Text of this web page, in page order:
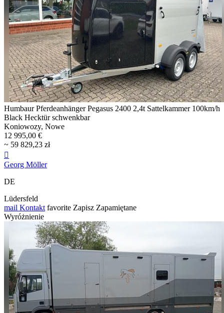
Humbaur Pferdeanhänger Pegasus 2400 2,4t Sattelkammer 100km/h
Black Hecktür schwenkbar
Koniowozy, Nowe
12 995,00 €
~ 59 829,23 zł

Georg Möller
DE
Lüdersfeld
mail Kontakt favorite Zapisz Zapamiętane
Wyróżnienie